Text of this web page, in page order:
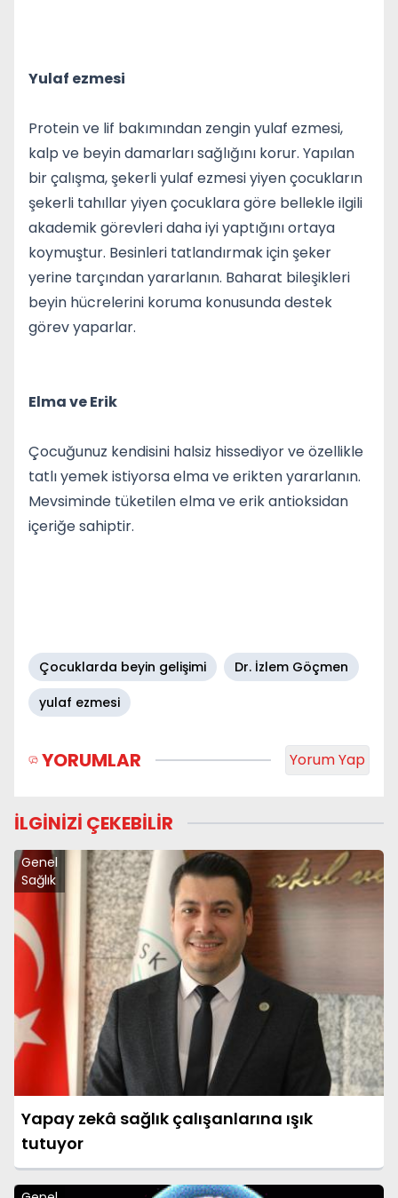
Yulaf ezmesi
Protein ve lif bakımından zengin yulaf ezmesi,
kalp ve beyin damarları sağlığını korur. Yapılan
bir çalışma, şekerli yulaf ezmesi yiyen çocukların
şekerli tahıllar yiyen çocuklara göre bellekle ilgili
akademik görevleri daha iyi yaptığını ortaya
koymuştur. Besinleri tatlandırmak için şeker
yerine tarçından yararlanın. Baharat bileşikleri
beyin hücrelerini koruma konusunda destek
görev yaparlar.
Elma ve Erik
Çocuğunuz kendisini halsiz hissediyor ve özellikle
tatlı yemek istiyorsa elma ve erikten yararlanın.
Mevsiminde tüketilen elma ve erik antioksidan
içeriğe sahiptir.
Çocuklarda beyin gelişimi
Dr. İzlem Göçmen
yulaf ezmesi
YORUMLAR Yorum Yap
İLGİNİZİ ÇEKEBİLİR
Genel
Sağlık
Yapay zekâ sağlık çalışanlarına ışık
tutuyor